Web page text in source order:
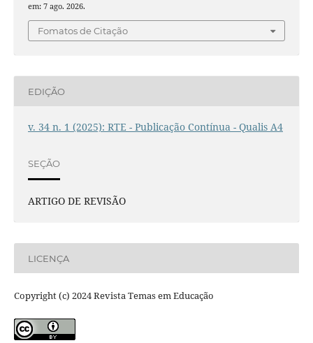
em: 7 ago. 2026.
Fomatos de Citação
EDIÇÃO
v. 34 n. 1 (2025): RTE - Publicação Contínua - Qualis A4
SEÇÃO
ARTIGO DE REVISÃO
LICENÇA
Copyright (c) 2024 Revista Temas em Educação